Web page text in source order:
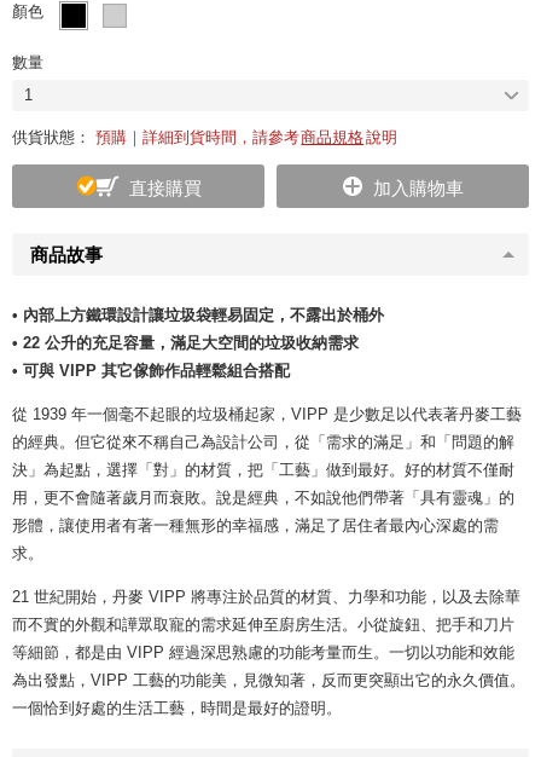
商品故事
• 內部上方鐵環設計讓垃圾袋輕易固定，不露出於桶外
• 22 公升的充足容量，滿足大空間的垃圾收納需求
• 可與 VIPP 其它傢飾作品輕鬆組合搭配
從 1939 年一個毫不起眼的垃圾桶起家，VIPP 是少數足以代表著丹麥工藝
的經典。但它從來不稱自己為設計公司，從「需求的滿足」和「問題的解
決」為起點，選擇「對」的材質，把「工藝」做到最好。好的材質不僅耐
用，更不會隨著歲月而衰敗。說是經典，不如說他們帶著「具有靈魂」的
形體，讓使用者有著一種無形的幸福感，滿足了居住者最內心深處的需
求。
21 世紀開始，丹麥 VIPP 將專注於品質的材質、力學和功能，以及去除華
而不實的外觀和譁眾取寵的需求延伸至廚房生活。小從旋鈕、把手和刀片
等細節，都是由 VIPP 經過深思熟慮的功能考量而生。一切以功能和效能
為出發點，VIPP 工藝的功能美，見微知著，反而更突顯出它的永久價值。
一個恰到好處的生活工藝，時間是最好的證明。
顏色
數量
1
供貨狀態： 預購｜詳細到貨時間，請參考商品規格說明
直接購買 加入購物車